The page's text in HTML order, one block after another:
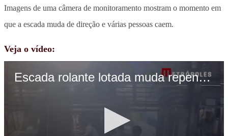
Imagens de uma câmera de monitoramento mostram o momento em
que a escada muda de direção e várias pessoas caem.
Veja o vídeo: